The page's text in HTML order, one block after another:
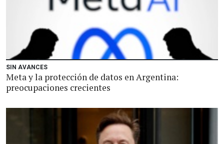
SIN AVANCES
Meta y la protección de datos en Argentina:
preocupaciones crecientes